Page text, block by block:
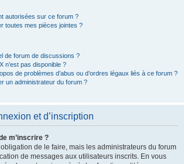
autorisées sur ce forum ?
toutes mes pièces jointes ?
de forum de discussions ?
n’est pas disponible ?
de problèmes d’abus ou d’ordres légaux liés à ce forum ?
un administrateur du forum ?
et d’inscription
m’inscrire ?
de le faire, mais les administrateurs du forum
de messages aux utilisateurs inscrits. En vous